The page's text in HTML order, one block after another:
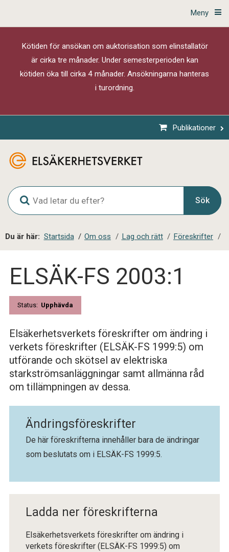
Meny
Kötiden för ansökan om auktorisation som elinstallatör
är cirka tre månader. Under semesterperioden kan
kötiden öka till cirka 4 månader. Ansökningarna hanteras
i turordning.
Publikationer
G
l
o
a
l
ö
k
Sök
Du är här: Startsida / Om oss / Lag och rätt / Föreskrifter /
ELSÄK-FS 2003:1
Status: Upphävda
Elsäkerhetsverkets föreskrifter om ändring i
verkets föreskrifter (ELSÄK-FS 1999:5) om
utförande och skötsel av elektriska
starkströmsanläggningar samt allmänna råd
om tillämpningen av dessa.
Ändringsföreskrifter
De här föreskrifterna innehåller bara de ändringar
som beslutats om i ELSÄK-FS 1999:5.
Ladda ner föreskrifterna
Elsäkerhetsverkets föreskrifter om ändring i
verkets föreskrifter (ELSÄK-FS 1999:5) om